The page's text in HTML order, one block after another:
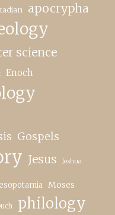
apocrypha
science
Enoch
Gospels
Jesus Joshua
Moses
philology